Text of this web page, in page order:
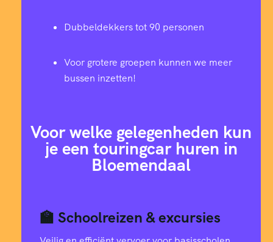
Dubbeldekkers tot 90 personen
Voor grotere groepen kunnen we meer
bussen inzetten!
Voor welke gelegenheden kun
je een touringcar huren in
Bloemendaal
🏫 Schoolreizen & excursies